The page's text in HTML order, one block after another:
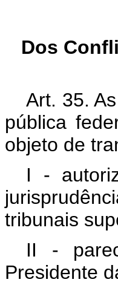
Dos
Art. 35.
pública
objeto de
I -
tribunais
II -
Presidente